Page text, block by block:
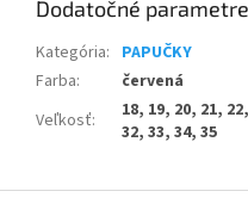
Dodatočné parametre
Kategória: PAPUČKY
Farba:
červená
Veľkosť:
18, 19, 20, 21,
32, 33, 34, 35